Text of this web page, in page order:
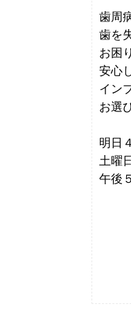
歯周
歯を
お困
安心
イン
お選
明日
土曜
午後